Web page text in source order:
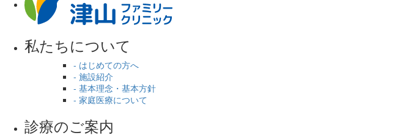
私たちについて
- はじめての方へ
- 施設紹介
- 基本理念・基本方針
- 家庭医療について
診療のご案内